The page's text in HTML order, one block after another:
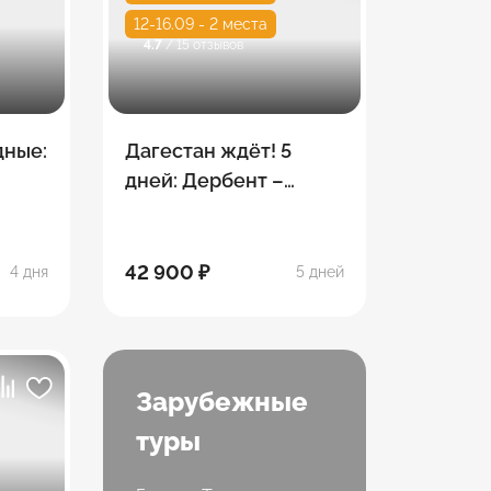
4 дня
12-16.09 - 2 места
4.7/ 15 отзывов
Дагестан ждёт! 5
дней: Дербент –
42 900 ₽
5 дней
Зарубежные
туры